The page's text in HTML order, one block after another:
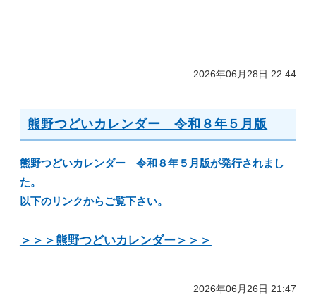
2026年06月28日 22:44
熊野つどいカレンダー 令和８年５月版
熊野つどいカレンダー 令和８年５月版が発行されまし
た。
以下のリンクからご覧下さい。
＞＞＞熊野つどいカレンダー＞＞＞
2026年06月26日 21:47